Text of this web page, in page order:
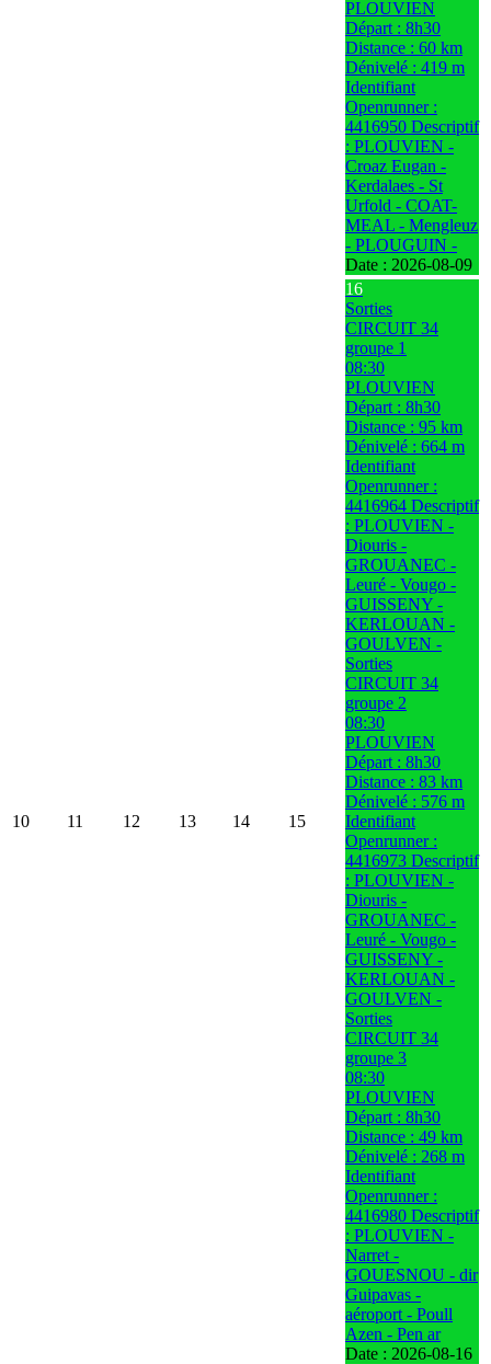
PLOUVIEN
Départ : 8h30
Distance : 60 km
Dénivelé : 419 m
Identifiant
Openrunner :
4416950 Descriptif
: PLOUVIEN -
Croaz Eugan -
Kerdalaes - St
Urfold - COAT-
MEAL - Mengleuz
- PLOUGUIN -
Date : 2026-08-09
10 11 12 13 14 15
16
Sorties
CIRCUIT 34
groupe 1
08:30
PLOUVIEN
Départ : 8h30
Distance : 95 km
Dénivelé : 664 m
Identifiant
Openrunner :
4416964 Descriptif
: PLOUVIEN -
Diouris -
GROUANEC -
Leuré - Vougo -
GUISSENY -
KERLOUAN -
GOULVEN -
Sorties
CIRCUIT 34
groupe 2
08:30
PLOUVIEN
Départ : 8h30
Distance : 83 km
Dénivelé : 576 m
Identifiant
Openrunner :
4416973 Descriptif
: PLOUVIEN -
Diouris -
GROUANEC -
Leuré - Vougo -
GUISSENY -
KERLOUAN -
GOULVEN -
Sorties
CIRCUIT 34
groupe 3
08:30
PLOUVIEN
Départ : 8h30
Distance : 49 km
Dénivelé : 268 m
Identifiant
Openrunner :
4416980 Descriptif
: PLOUVIEN -
Narret -
GOUESNOU - dir
Guipavas -
aéroport - Poull
Azen - Pen ar
Date : 2026-08-16